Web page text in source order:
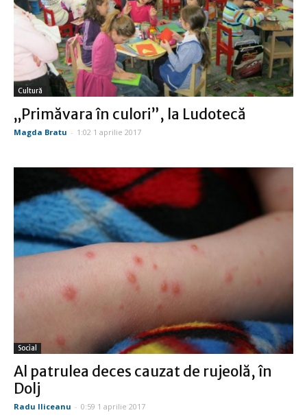
Cultură
„Primăvara în culori”, la Ludotecă
Magda Bratu - 1:02 1 aprilie 2017
Social
Al patrulea deces cauzat de rujeolă, în
Dolj
Radu Iliceanu - 0:59 1 aprilie 2017